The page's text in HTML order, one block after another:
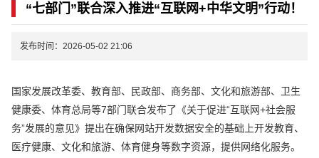
“七部门”联合深入推进“互联网+中华文明”行动！
发布时间：2026-05-02 21:06
国家发展改革委、教育部、民政部、商务部、文化和旅游部、卫生
健康委、体育总局等7部门联合发布了《关于促进“互联网+社会服
务”发展的意见》提出在确保网站开发数据安全的基础上开发教育、
医疗健康、文化和旅游、体育健身等数字资源，提供网络化服务。